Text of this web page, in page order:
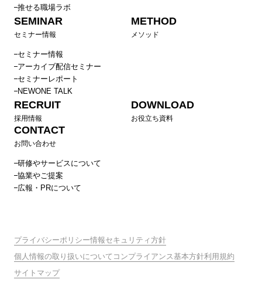
推せる職場ラボ
SEMINAR
セミナー情報
セミナー情報
アーカイブ配信セミナー
セミナーレポート
NEWONE TALK
METHOD
メソッド
RECRUIT
採用情報
DOWNLOAD
お役立ち資料
CONTACT
お問い合わせ
研修やサービスについて
協業やご提案
広報・PRについて
プライバシーポリシー情報セキュリティ方針
個人情報の取り扱いについて コンプライアンス基本方針利用規約
サイトマップ